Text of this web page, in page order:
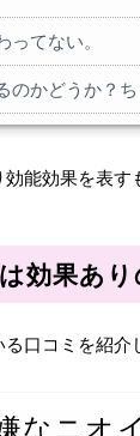
ってない。
のかどうか？ち
能効果を表す
効果あり
口コミを紹介
なニオ